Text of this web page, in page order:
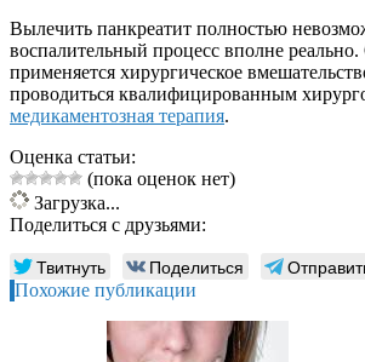
Вылечить панкреатит полностью
воспалительный процесс вполне
применяется хирургическое
проводиться квалифицированным
медикаментозная терапия.
Оценка статьи:
(пока оценок нет)
Загрузка...
Поделиться с друзьями:
Твитнуть Поделиться
Похожие публикации